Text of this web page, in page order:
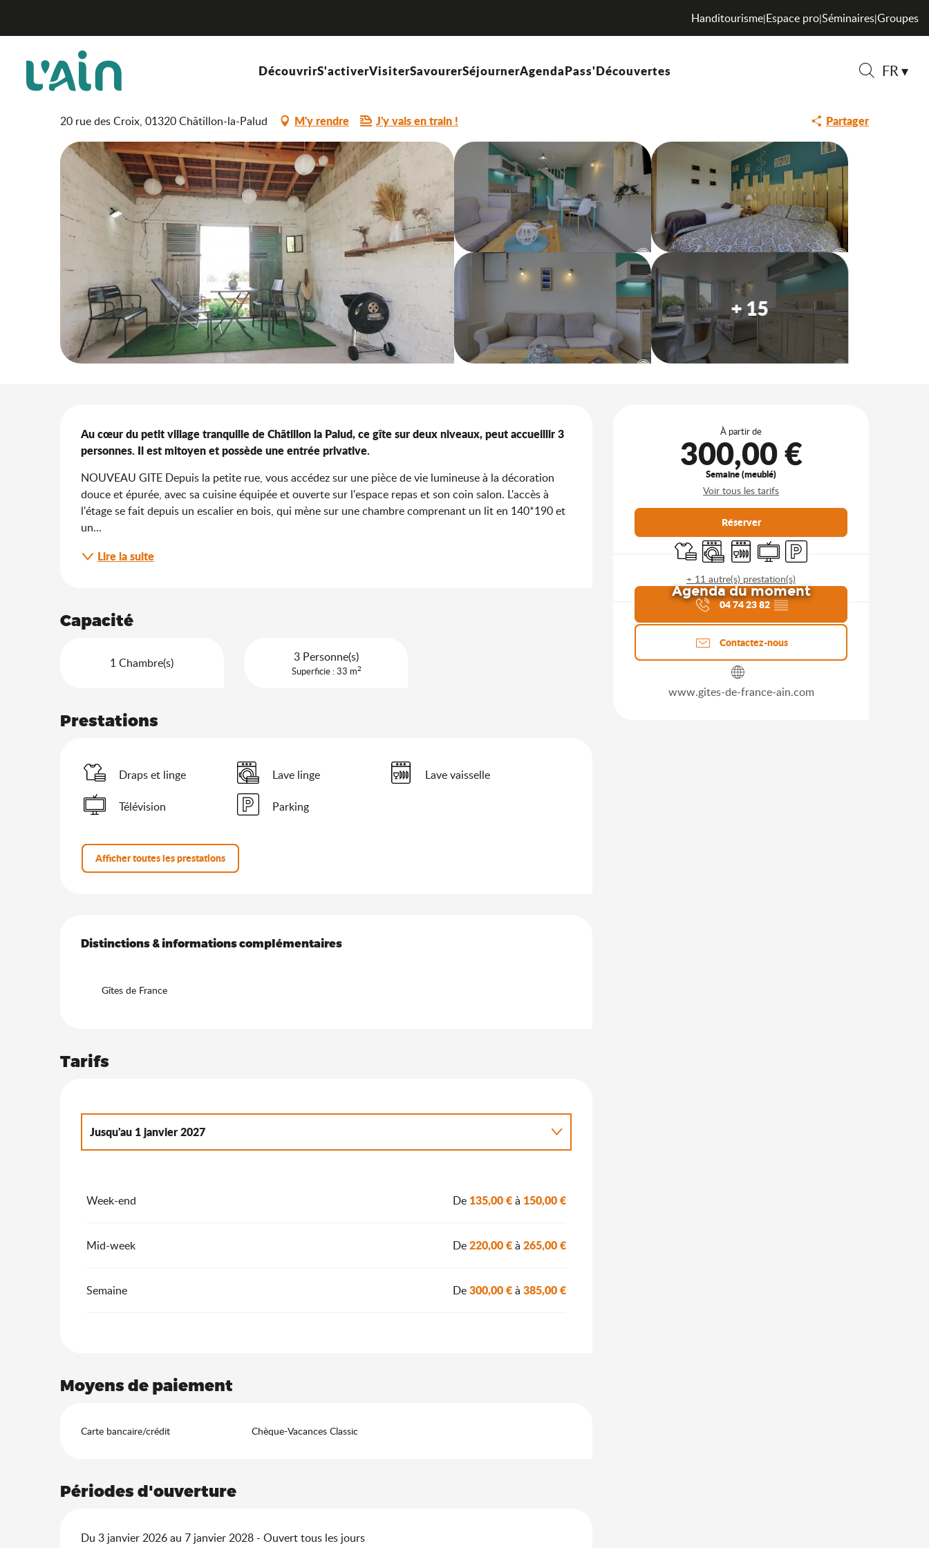
principal
FR
Handitourisme|Espace pro|Séminaires|Groupes
DécouvrirS'activerVisiterSavourerSéjournerAgendaPass'Découvertes
La Chamade
MEUBLÉ ET GÎTE
20 rue des Croix, 01320 Châtillon-la-Palud M'y rendre J'y vais en train ! Partager
+ 15
Ouverture et coordonnées
À partir de
300,00 €
Semaine (meublé)
Voir tous les tarifs
Réserver
Draps et linge
Lave lingeLave vaisselle
Télévision
Parking
+ 11 autre(s) prestation(s)
Agenda du moment
04 74 23 82▒▒
Contactez-nous
www.gites-de-france-ain.com
Au cœur du petit village tranquille de Châtillon la Palud, ce gîte sur deux niveaux, peut accueillir 3
personnes. Il est mitoyen et possède une entrée privative.
NOUVEAU GITE Depuis la petite rue, vous accédez sur une pièce de vie lumineuse à la décoration
douce et épurée, avec sa cuisine équipée et ouverte sur l'espace repas et son coin salon. L'accès à
l'étage se fait depuis un escalier en bois, qui mène sur une chambre comprenant un lit en 140*190 et
un...
Lire la suite
Capacité
1 Chambre(s) 3 Personne(s)
Superficie : 33 m2
Prestations
Draps et linge Lave linge Lave vaisselle
Télévision Parking
Afficher toutes les prestations
Offres de prestations
Distinctions & informations complémentaires
Distinctions & informations complémentaires
Gîtes de France
Tarifs
Jusqu'au 1 janvier 2027
Week-end De 135,00 €à 150,00 €
Mid-week De220,00 €à265,00 €
Semaine De300,00 €à385,00 €
Moyens de paiement
Carte bancaire/crédit Chèque-Vacances Classic
Périodes d'ouverture
Du 3 janvier 2026 au 7 janvier 2028 - Ouvert tous les jours